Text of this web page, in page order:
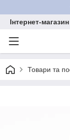
Інтернет-
Товари та